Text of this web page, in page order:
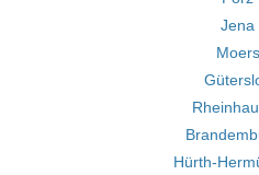
Jena
Moers
Hürth-